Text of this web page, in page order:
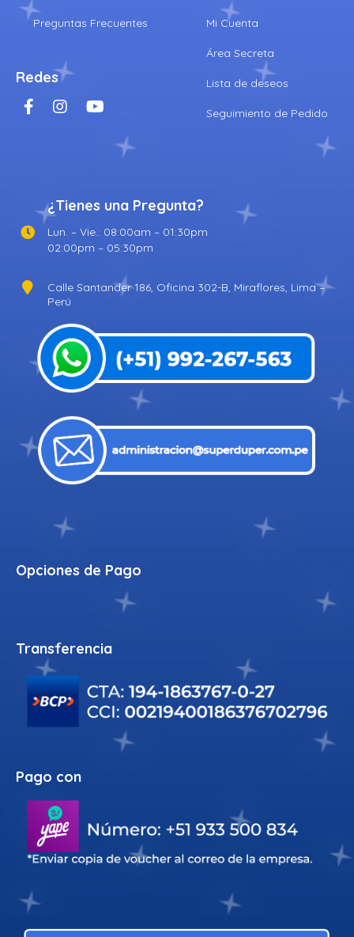
Preguntas Frecuentes
Redes
Mi Cuenta
Área Secreta
Lista de deseos
Seguimiento de Pedido
¿Tienes una Pregunta?
Lun. – Vie.: 08:00am – 01:30pm
02:00pm – 05:30pm
Calle Santander 186, Oficina 302-B, Miraflores, Lima –
Perú
Opciones de Pago
Transferencia
Pago con